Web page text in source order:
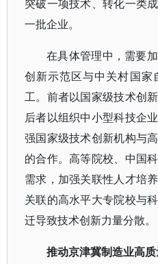
突破一项技术、转化一类
一批企业。
在具体管理中，需要
创新示范区与中关村国家
工。前者以国家级技术创
后者以组织中小型科技企
强国家级技术创新机构与
的合作。高等院校、中国
需求，加强关联性人才培
关联的高水平大专院校与
迁导致技术创新力量分散。
推动京津冀制造业高